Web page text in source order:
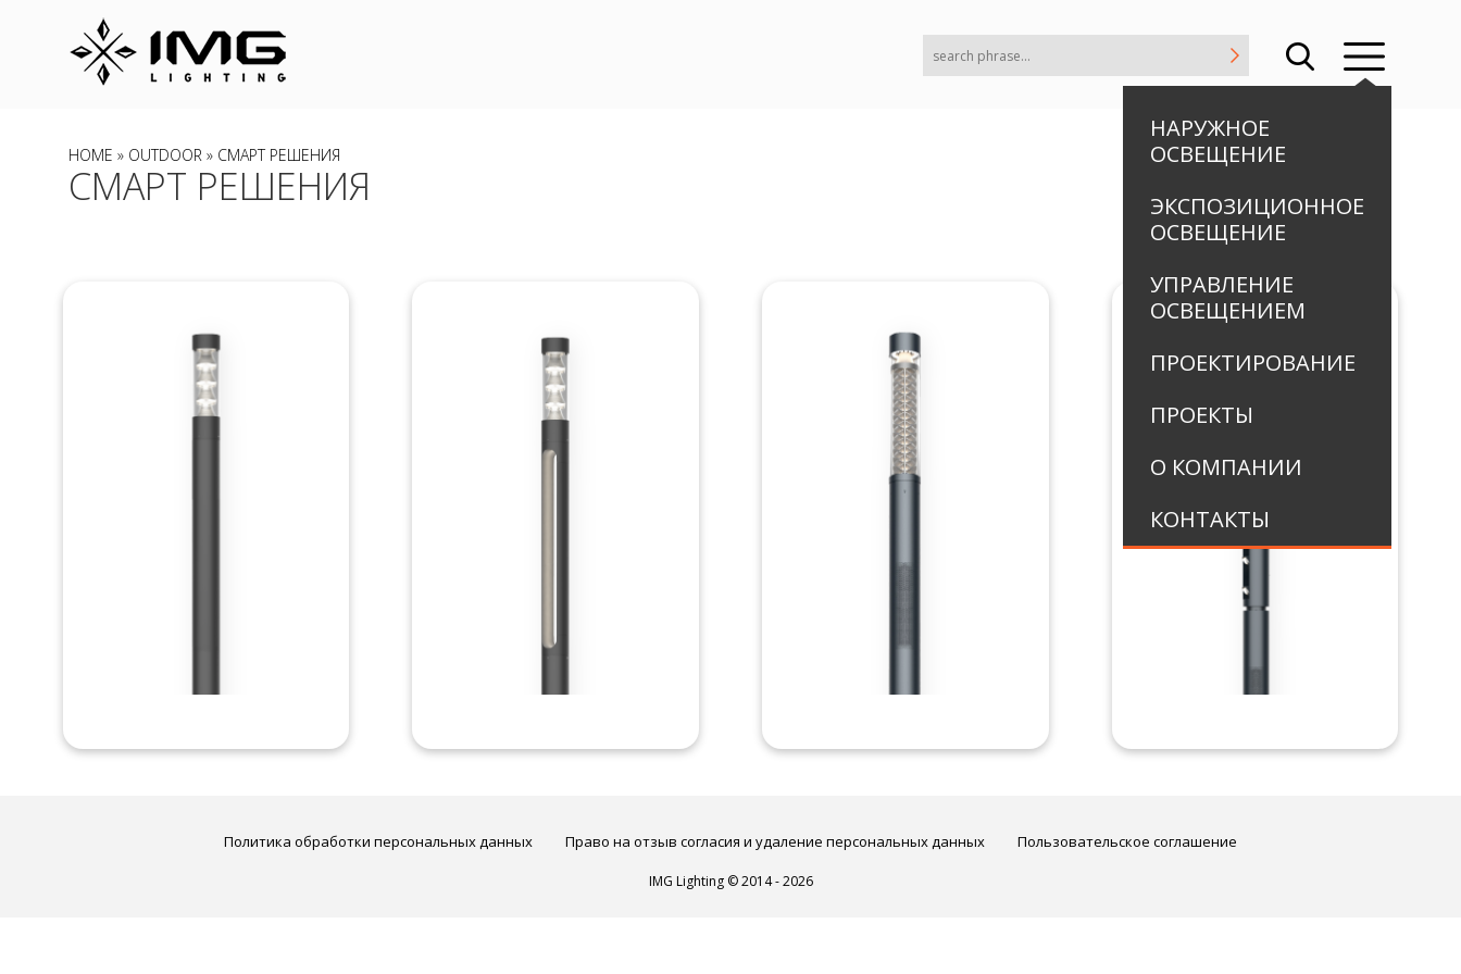
НАРУЖНОЕ
ОСВЕЩЕНИЕ
ЭКСПОЗИЦИОННОЕ
ОСВЕЩЕНИЕ
УПРАВЛЕНИЕ
ОСВЕЩЕНИЕМ
ПРОЕКТИРОВАНИЕ
ПРОЕКТЫ
О КОМПАНИИ
КОНТАКТЫ
HOME » OUTDOOR » СМАРТ РЕШЕНИЯ
СМАРТ РЕШЕНИЯ
Политика обработки персональных данных Право на отзыв согласия и удаление персональных данных Пользовательское соглашение
IMG Lighting © 2014 - 2026